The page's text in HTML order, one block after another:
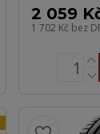
2 059
1 702 Kč bez